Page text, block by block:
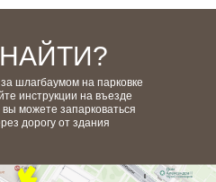
шлагбаумом на парковке
инструкции на въезде
можете запарковаться
дорогу от здания